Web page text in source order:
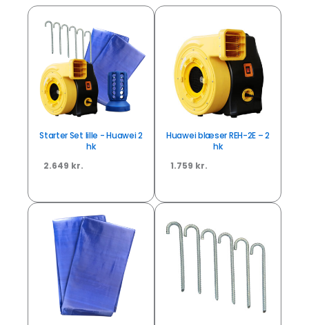
Starter Set lille - Huawei 2
hk
2.649 kr.
Huawei blæser REH-2E – 2
hk
1.759 kr.